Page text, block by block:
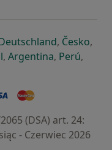
karcie
w nowej karcie
się w nowej
otwiera się
, Česko,
nowej karcie
się w nowej karcie
otwiera się w nowej
, Argentinaotwiera się
, Perú,
(DSA) art. 24:
- Czerwiec 2026